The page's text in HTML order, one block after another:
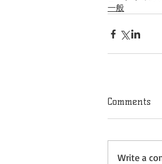
一般
Comments
Write a